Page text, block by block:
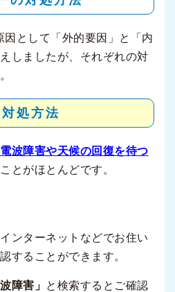
として「外的要因」と「内
しましたが、それぞれの対
対処方法
電波障害や天候の回復を待つ
とがほとんどです。
ンターネットなどでお住い
することができます。
障害」 と検索するとご確認